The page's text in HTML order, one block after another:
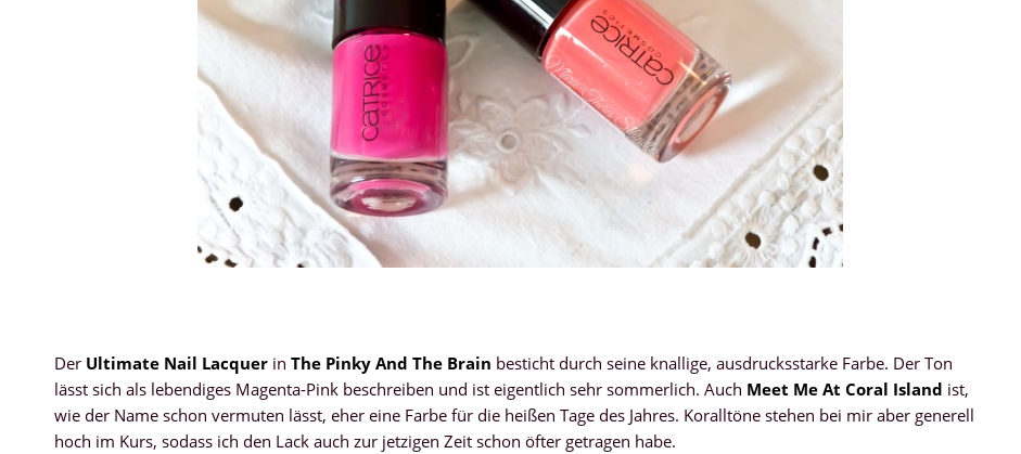
Der Ultimate Nail Lacquer in The Pinky And The Brain besticht durch seine knallige, ausdrucksstarke Farbe. Der Ton
lässt sich als lebendiges Magenta-Pink beschreiben und ist eigentlich sehr sommerlich. Auch Meet Me At Coral Island ist,
wie der Name schon vermuten lässt, eher eine Farbe für die heißen Tage des Jahres. Koralltöne stehen bei mir aber generell
hoch im Kurs, sodass ich den Lack auch zur jetzigen Zeit schon öfter getragen habe.